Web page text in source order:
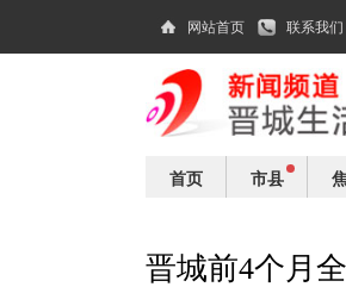
网站首页 联系我们
首页 市县
晋城前4个月